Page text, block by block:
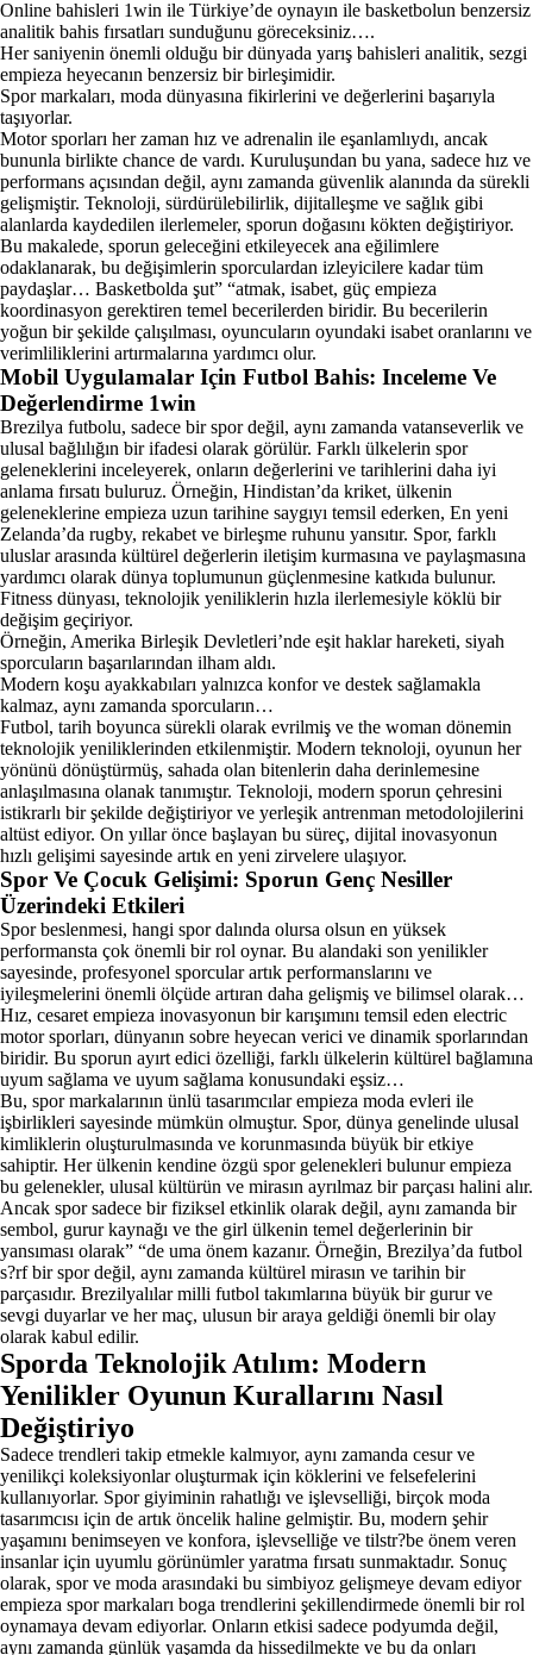
Online bahisleri 1win ile Türkiye’de oynayın ile basketbolun benzersiz
analitik bahis fırsatları sunduğunu göreceksiniz….
Her saniyenin önemli olduğu bir dünyada yarış bahisleri analitik, sezgi
empieza heyecanın benzersiz bir birleşimidir.
Spor markaları, moda dünyasına fikirlerini ve değerlerini başarıyla
taşıyorlar.
Motor sporları her zaman hız ve adrenalin ile eşanlamlıydı, ancak
bununla birlikte chance de vardı. Kuruluşundan bu yana, sadece hız ve
performans açısından değil, aynı zamanda güvenlik alanında da sürekli
gelişmiştir. Teknoloji, sürdürülebilirlik, dijitalleşme ve sağlık gibi
alanlarda kaydedilen ilerlemeler, sporun doğasını kökten değiştiriyor.
Bu makalede, sporun geleceğini etkileyecek ana eğilimlere
odaklanarak, bu değişimlerin sporculardan izleyicilere kadar tüm
paydaşlar… Basketbolda şut” “atmak, isabet, güç empieza
koordinasyon gerektiren temel becerilerden biridir. Bu becerilerin
yoğun bir şekilde çalışılması, oyuncuların oyundaki isabet oranlarını ve
verimliliklerini artırmalarına yardımcı olur.
Mobil Uygulamalar Için Futbol Bahis: Inceleme Ve
Değerlendirme 1win
Brezilya futbolu, sadece bir spor değil, aynı zamanda vatanseverlik ve
ulusal bağlılığın bir ifadesi olarak görülür. Farklı ülkelerin spor
geleneklerini inceleyerek, onların değerlerini ve tarihlerini daha iyi
anlama fırsatı buluruz. Örneğin, Hindistan’da kriket, ülkenin
geleneklerine empieza uzun tarihine saygıyı temsil ederken, En yeni
Zelanda’da rugby, rekabet ve birleşme ruhunu yansıtır. Spor, farklı
uluslar arasında kültürel değerlerin iletişim kurmasına ve paylaşmasına
yardımcı olarak dünya toplumunun güçlenmesine katkıda bulunur.
Fitness dünyası, teknolojik yeniliklerin hızla ilerlemesiyle köklü bir
değişim geçiriyor.
Örneğin, Amerika Birleşik Devletleri’nde eşit haklar hareketi, siyah
sporcuların başarılarından ilham aldı.
Modern koşu ayakkabıları yalnızca konfor ve destek sağlamakla
kalmaz, aynı zamanda sporcuların…
Futbol, tarih boyunca sürekli olarak evrilmiş ve the woman dönemin
teknolojik yeniliklerinden etkilenmiştir. Modern teknoloji, oyunun her
yönünü dönüştürmüş, sahada olan bitenlerin daha derinlemesine
anlaşılmasına olanak tanımıştır. Teknoloji, modern sporun çehresini
istikrarlı bir şekilde değiştiriyor ve yerleşik antrenman metodolojilerini
altüst ediyor. On yıllar önce başlayan bu süreç, dijital inovasyonun
hızlı gelişimi sayesinde artık en yeni zirvelere ulaşıyor.
Spor Ve Çocuk Gelişimi: Sporun Genç Nesiller
Üzerindeki Etkileri
Spor beslenmesi, hangi spor dalında olursa olsun en yüksek
performansta çok önemli bir rol oynar. Bu alandaki son yenilikler
sayesinde, profesyonel sporcular artık performanslarını ve
iyileşmelerini önemli ölçüde artıran daha gelişmiş ve bilimsel olarak…
Hız, cesaret empieza inovasyonun bir karışımını temsil eden electric
motor sporları, dünyanın sobre heyecan verici ve dinamik sporlarından
biridir. Bu sporun ayırt edici özelliği, farklı ülkelerin kültürel bağlamına
uyum sağlama ve uyum sağlama konusundaki eşsiz…
Bu, spor markalarının ünlü tasarımcılar empieza moda evleri ile
işbirlikleri sayesinde mümkün olmuştur. Spor, dünya genelinde ulusal
kimliklerin oluşturulmasında ve korunmasında büyük bir etkiye
sahiptir. Her ülkenin kendine özgü spor gelenekleri bulunur empieza
bu gelenekler, ulusal kültürün ve mirasın ayrılmaz bir parçası halini alır.
Ancak spor sadece bir fiziksel etkinlik olarak değil, aynı zamanda bir
sembol, gurur kaynağı ve the girl ülkenin temel değerlerinin bir
yansıması olarak” “de uma önem kazanır. Örneğin, Brezilya’da futbol
s?rf bir spor değil, aynı zamanda kültürel mirasın ve tarihin bir
parçasıdır. Brezilyalılar milli futbol takımlarına büyük bir gurur ve
sevgi duyarlar ve her maç, ulusun bir araya geldiği önemli bir olay
olarak kabul edilir.
Sporda Teknolojik Atılım: Modern
Yenilikler Oyunun Kurallarını Nasıl
Değiştiriyo
Sadece trendleri takip etmekle kalmıyor, aynı zamanda cesur ve
yenilikçi koleksiyonlar oluşturmak için köklerini ve felsefelerini
kullanıyorlar. Spor giyiminin rahatlığı ve işlevselliği, birçok moda
tasarımcısı için de artık öncelik haline gelmiştir. Bu, modern şehir
yaşamını benimseyen ve konfora, işlevselliğe ve tilstr?be önem veren
insanlar için uyumlu görünümler yaratma fırsatı sunmaktadır. Sonuç
olarak, spor ve moda arasındaki bu simbiyoz gelişmeye devam ediyor
empieza spor markaları boga trendlerini şekillendirmede önemli bir rol
oynamaya devam ediyorlar. Onların etkisi sadece podyumda değil,
aynı zamanda günlük yaşamda da hissedilmekte ve bu da onları